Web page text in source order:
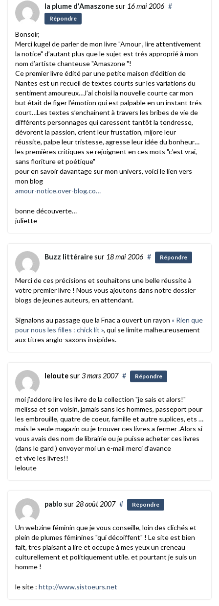
la plume d'Amaszonesur 16 mai 2006 #
Répondre
Bonsoir,
Merci kugel de parler de mon livre "Amour , lire attentivement
la notice" d’autant plus que le sujet est trés approprié à mon
nom d’artiste chanteuse "Amaszone "!
Ce premier livre édité par une petite maison d’édition de
Nantes est un recueil de textes courts sur les variations du
sentiment amoureux…J’ai choisi la nouvelle courte car mon
but était de figer l’émotion qui est palpable en un instant trés
court…Les textes s’enchainent à travers les bribes de vie de
différents personnages qui caressent tantôt la tendresse,
dévorent la passion, crient leur frustation, mijore leur
réussite, palpe leur tristesse, agresse leur idée du bonheur…
les premières critiques se rejoignent en ces mots "c’est vrai,
sans fioriture et poétique"
pour en savoir davantage sur mon univers, voici le lien vers
mon blog
amour-notice.over-blog.co…
bonne découverte…
juliette
Buzz littérairesur 18 mai 2006 # Répondre
Merci de ces précisions et souhaitons une belle réussite à
votre premier livre ! Nous vous ajoutons dans notre dossier
blogs de jeunes auteurs, en attendant.
Signalons au passage que la Fnac a ouvert un rayon « Rien que
pour nous les filles : chick lit », qui se limite malheureusement
aux titres anglo-saxons insipides.
leloutesur3 mars 2007 # Répondre
moi j’addore lire les livre de la collection "je sais et alors!"
melissa et son voisin, jamais sans les hommes, passeport pour
les embrouille, quatre de coeur, famille et autre suplices, ets …
mais le seule magazin ou je trouver ces livres a fermer .Alors si
vous avais des nom de librairie ou je puisse acheter ces livres
(dans le gard ) envoyer moi un e-mail merci d’avance
et vive les livres!!
leloute
pablo sur 28 août 2007 # Répondre
Un webzine féminin que je vous conseille, loin des clichés et
plein de plumes féminines "qui décoiffent" ! Le site est bien
fait, tres plaisant a lire et occupe à mes yeux un creneau
culturellement et politiquement utile. et pourtant je suis un
homme !
le site : http://www.sistoeurs.net